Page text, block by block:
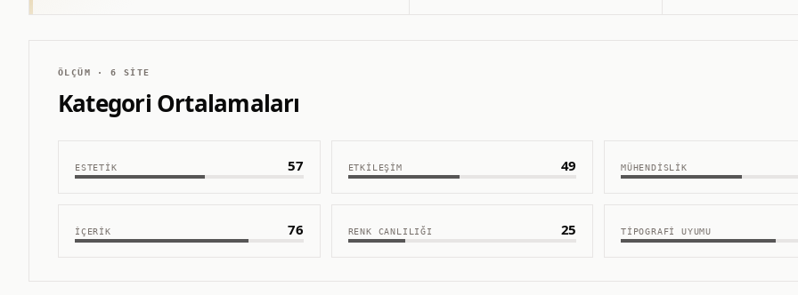
ÖLÇÜM ·6 SITE
Kategori Ortalamaları
ESTETIK 57 ETKILEŞIM 49 MÜHENDISLIK
İÇERIK 76 RENK CANLILIĞI 25 TIPOGRAFI UYUMU